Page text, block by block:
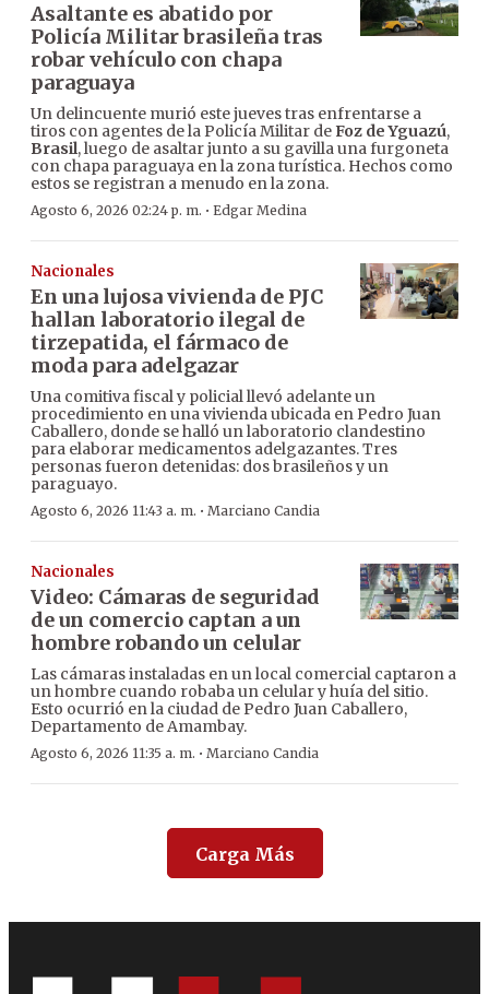
Asaltante es abatido por
Policía Militar brasileña tras
robar vehículo con chapa
paraguaya
Un delincuente murió este jueves tras enfrentarse a
tiros con agentes de la Policía Militar deFoz de Yguazú,
Brasil, luego de asaltar junto a su gavilla una furgoneta
con chapa paraguaya en la zona turística. Hechos como
estos se registran a menudo en la zona.
Agosto 6, 2026 02:24 p. m. · Edgar Medina
Nacionales
En una lujosa vivienda de PJC
hallan laboratorio ilegal de
tirzepatida, el fármaco de
moda para adelgazar
Una comitiva fiscal y policial llevó adelante un
procedimiento en una vivienda ubicada en Pedro Juan
Caballero, donde se halló un laboratorio clandestino
para elaborar medicamentos adelgazantes. Tres
personas fueron detenidas: dos brasileños y un
paraguayo.
Agosto 6, 2026 11:43 a. m. · Marciano Candia
Nacionales
Video: Cámaras de seguridad
de un comercio captan a un
hombre robando un celular
Las cámaras instaladas en un local comercial captaron a
un hombre cuando robaba un celular y huía del sitio.
Esto ocurrió en la ciudad de Pedro Juan Caballero,
Departamento de Amambay.
Agosto 6, 2026 11:35 a. m. · Marciano Candia
Carga Más